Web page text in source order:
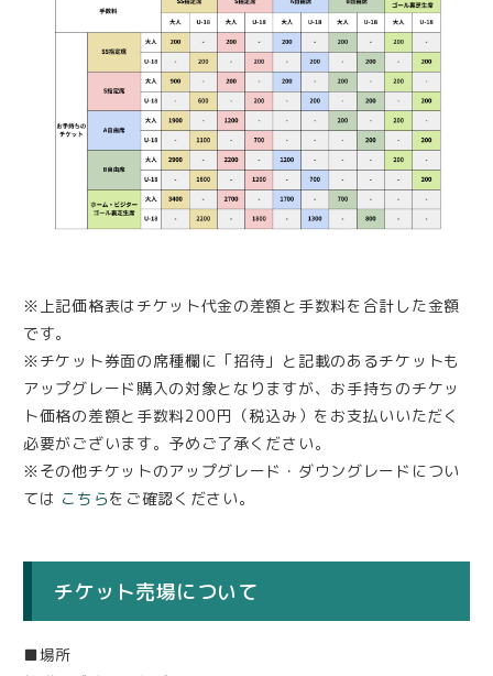
※上記価格表はチケット代金の差額と手数料を合計した金額
です。
※チケット券面の席種欄に「招待」と記載のあるチケットも
アップグレード購入の対象となりますが、お手持ちのチケッ
ト価格の差額と手数料200円（税込み）をお支払いいただく
必要がございます。予めご了承ください。
※その他チケットのアップグレード・ダウングレードについ
ては こちらをご確認ください。
チケット売場について
■場所